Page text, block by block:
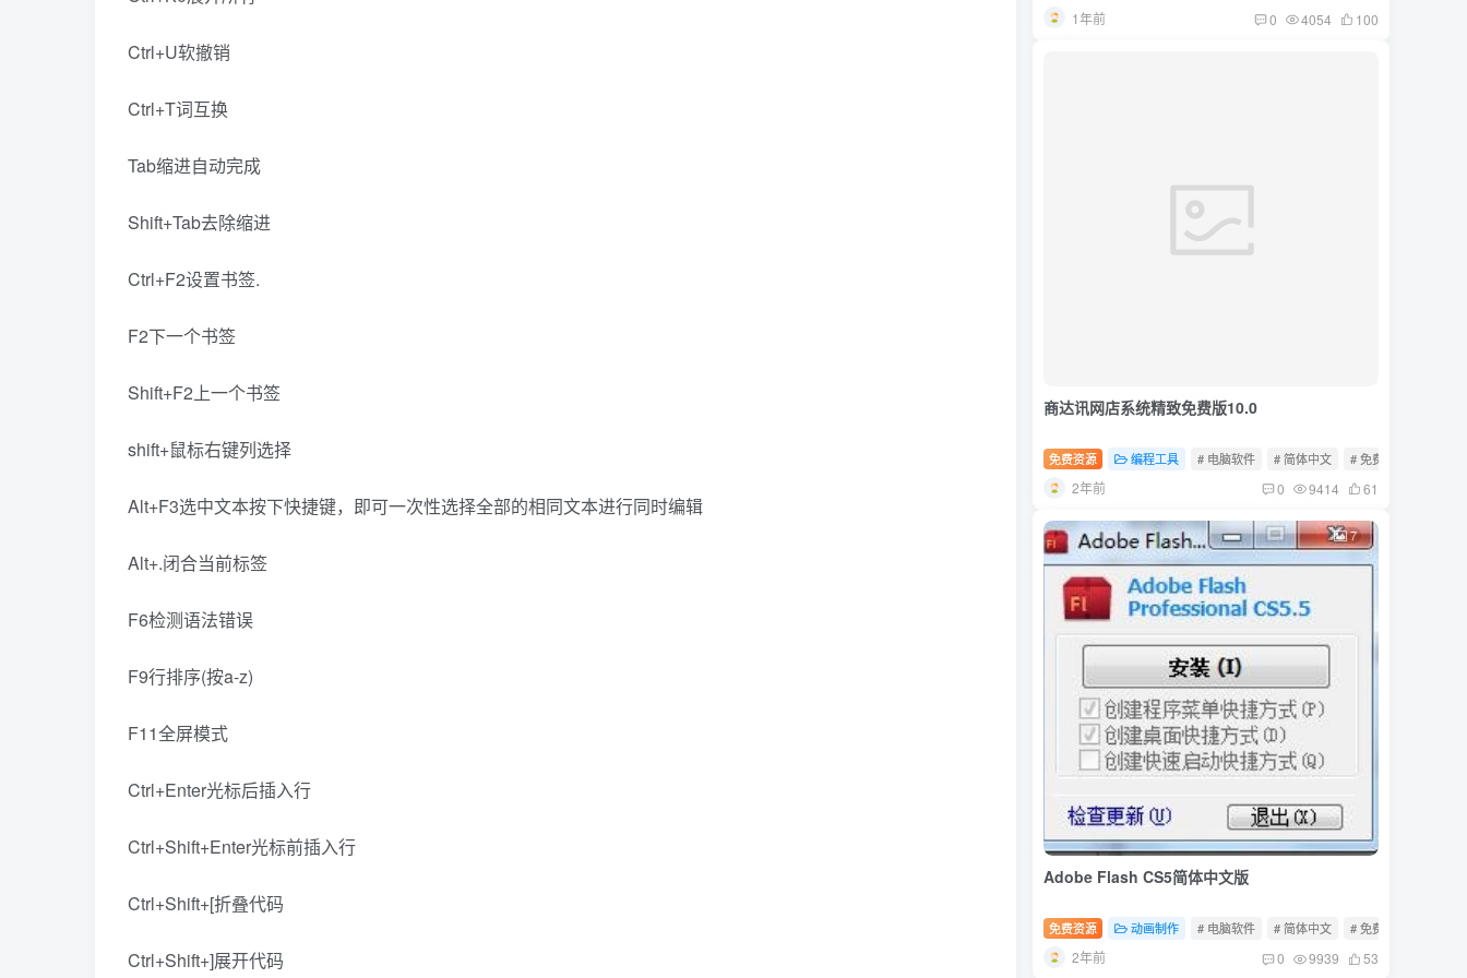
Ctrl+U软撤销
Ctrl+T词互换
Tab缩进自动完成
Shift+Tab去除缩进
Ctrl+F2设置书签.
F2下一个书签
Shift+F2上一个书签
shift+鼠标右键列选择
Alt+F3选中文本按下快捷键，即可一次性选择全部的相同文本进行同时编辑
Alt+.闭合当前标签
F6检测语法错误
F9行排序(按a-z)
F11全屏模式
Ctrl+Enter光标后插入行
Ctrl+Shift+Enter光标前插入行
Ctrl+Shift+[折叠代码
Ctrl+Shift+]展开代码
1年前 0 4054 100
商达讯网店系统精致免费版10.0
免费资源 编程工具 # 电脑软件 # 简体中文 # 免费软件
2年前 0 9414 61
7
Adobe Flash CS5简体中文版
免费资源 动画制作 # 电脑软件 # 简体中文 # 免费软件
2年前 0 9939 53